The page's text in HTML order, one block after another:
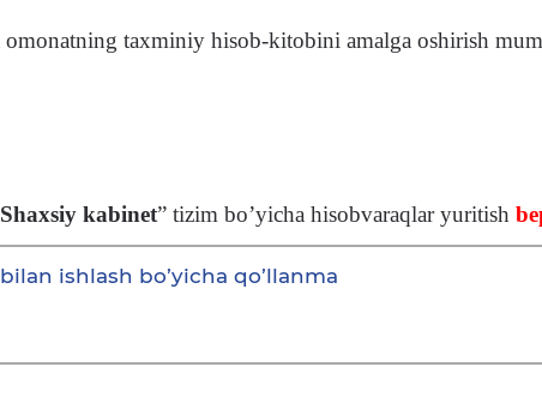
taxminiy hisob-kitobini amalga oshirish
Shaxsiy kabinet” tizim bo’yicha hisobvaraqlar yuritish
ishlash bo’yicha qo’llanma